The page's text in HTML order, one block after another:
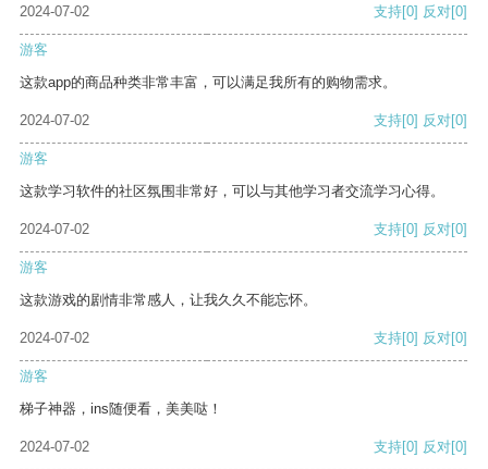
2024-07-02
支持[0] 反对[0]
游客
这款app的商品种类非常丰富，可以满足我所有的购物需求。
2024-07-02 支持[0] 反对[0]
游客
这款学习软件的社区氛围非常好，可以与其他学习者交流学习心得。
2024-07-02 支持[0] 反对[0]
游客
这款游戏的剧情非常感人，让我久久不能忘怀。
2024-07-02 支持[0] 反对[0]
游客
梯子神器，ins随便看，美美哒！
2024-07-02 支持[0] 反对[0]